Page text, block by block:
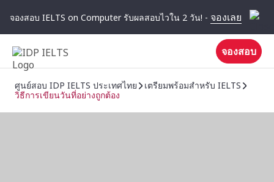
จองสอบ IELTS on Computer รับผลสอบไวใน 2 วัน! - จองเลย
จองสอบ
ศูนย์สอบ IDP IELTS ประเทศไทย
เตรียมพร้อมสําหรับ IELTS
วิธีการเขียนวันที่อย่างถูกต้อง